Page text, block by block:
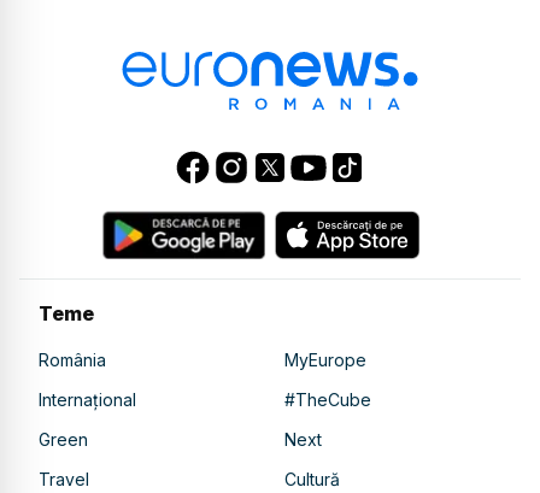
Teme
România
MyEurope
Internațional
#TheCube
Green
Next
Travel
Cultură